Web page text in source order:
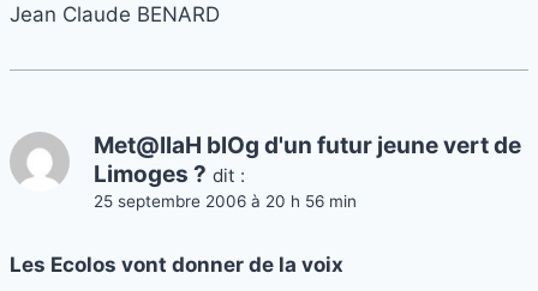
Jean Claude BENARD
Met@llaH blOg d'un futur jeune vert de
Limoges ? dit :
25 septembre 2006 à 20 h 56 min
Les Ecolos vont donner de la voix